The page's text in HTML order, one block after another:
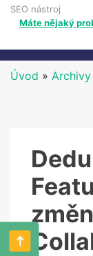
SEO nástroj
Máte nějaký
Úvod »